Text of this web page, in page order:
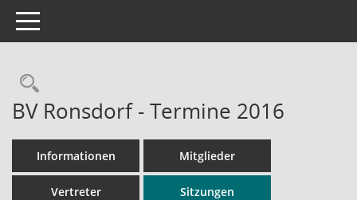
Toggle navigation
Rechercheauswahl
BV Ronsdorf - Termine 2016
Informationen Mitglieder
Vertreter Sitzungen